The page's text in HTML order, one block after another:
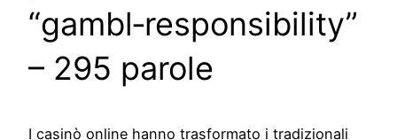
“gambl‑responsibility”
– 295 parole
I casinò online hanno trasformato i tradizionali